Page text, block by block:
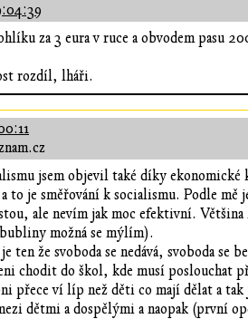
za 3 eura v ruce a obvodem pasu
rozdíl, lháři.
jsem objevil také díky
to je směřování k socialismu. Podle
ale nevím jak moc efektivní.
možná se mýlím).
ten že svoboda se nedává, svoboda
chodit do škol, kde musí poslouchat
přece ví líp než děti co mají dělat a
dětmi a dospělými a naopak (první